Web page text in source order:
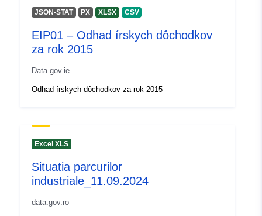
JSON-STAT PX XLSX CSV
EIP01 – Odhad írskych dôchodkov
za rok 2015
Data.gov.ie
Odhad írskych dôchodkov za rok 2015
Excel XLS
Situatia parcurilor
industriale_11.09.2024
data.gov.ro